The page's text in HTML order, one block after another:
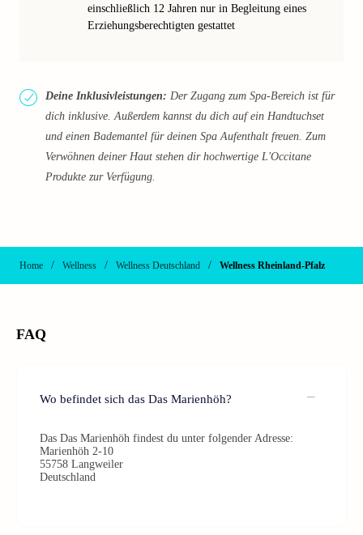
einschließlich 12 Jahren nur in Begleitung eines
Erziehungsberechtigten gestattet
Deine Inklusivleistungen: Der Zugang zum Spa-Bereich ist für
dich inklusive. Außerdem kannst du dich auf ein Handtuchset
und einen Bademantel für deinen Spa Aufenthalt freuen. Zum
Verwöhnen deiner Haut stehen dir hochwertige L'Occitane
Produkte zur Verfügung.
Home / Wellness / Wellness Deutschland / Wellness Rheinland-Pfalz
FAQ
Wo befindet sich das Das Marienhöh?
Das Das Marienhöh findest du unter folgender Adresse:
Marienhöh 2-10
55758 Langweiler
Deutschland